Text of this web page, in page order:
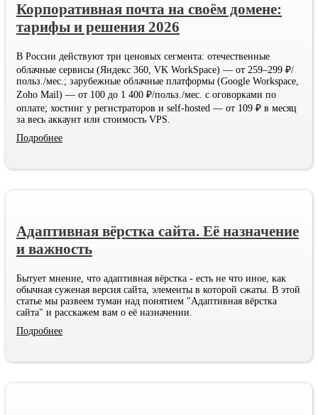
Корпоративная почта на своём домене:
тарифы и решения 2026
В России действуют три ценовых сегмента: отечественные
облачные сервисы (Яндекс 360, VK WorkSpace) — от 259–299 ₽/
польз./мес.; зарубежные облачные платформы (Google Workspace,
Zoho Mail) — от 100 до 1 400 ₽/польз./мес. с оговорками по
оплате; хостинг у регистраторов и self-hosted — от 109 ₽ в месяц
за весь аккаунт или стоимость VPS.
Подробнее
Адаптивная вёрстка сайта. Её назначение
и важность
Бытует мнение, что адаптивная вёрстка - есть не что иное, как
обычная суженая версия сайта, элементы в которой сжаты. В этой
статье мы развеем туман над понятием "Адаптивная вёрстка
сайта" и расскажем вам о её назначении.
Подробнее